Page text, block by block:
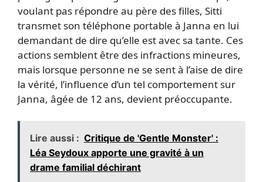
voulant pas répondre au père des filles, Sitti
transmet son téléphone portable à Janna en lui
demandant de dire qu’elle est avec sa tante. Ces
actions semblent être des infractions mineures,
mais lorsque personne ne se sent à l’aise de dire
la vérité, l’influence d’un tel comportement sur
Janna, âgée de 12 ans, devient préoccupante.
Lire aussi : Critique de 'Gentle Monster' :
Léa Seydoux apporte une gravité à un
drame familial déchirant